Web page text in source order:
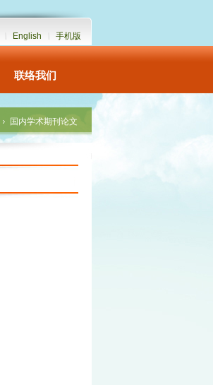
English 手机版
联络我们
国内学术期刊论文